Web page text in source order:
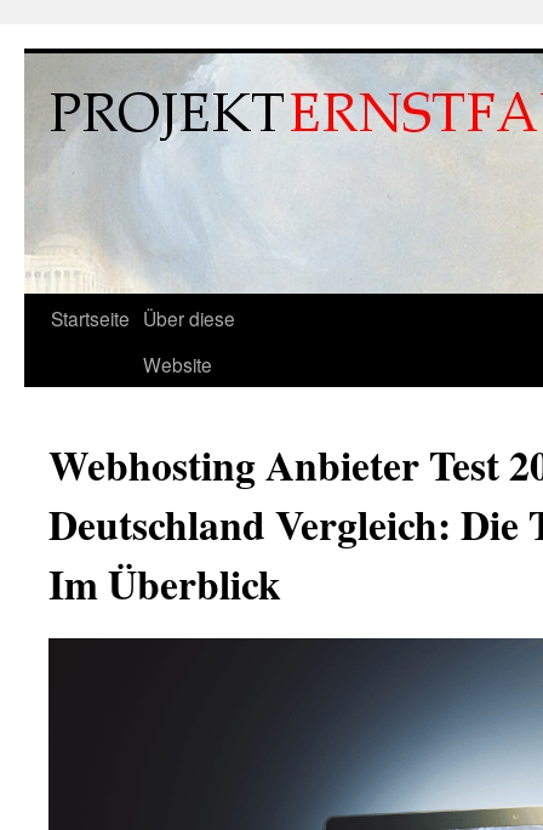
Projekt Ernstfall 2.0
Studiengruppe für Krisenvorbereitung
Zum
Startseite Über diese
Website
Webhosting Anbieter Test
Deutschland Vergleich: Die
Im Überblick